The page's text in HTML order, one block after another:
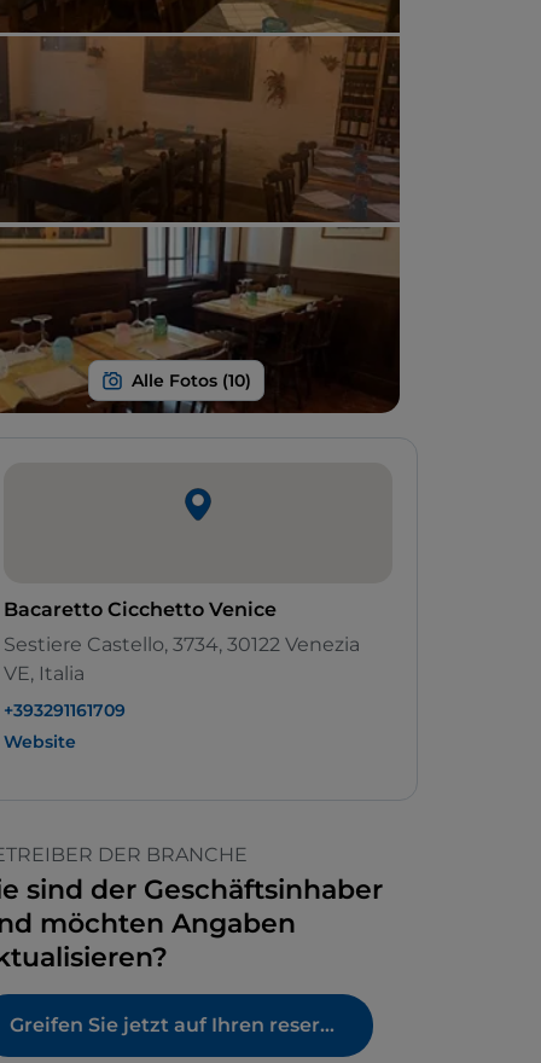
Bacaretto Cicchetto Venice
Sestiere Castello, 3734, 30122 Venezia
VE, Italia
+393291161709
Website
DER BRANCHE
sind der Geschäftsinhaber
möchten Angaben
Greifen Sie jetzt auf Ihren reservierten Bereich zu